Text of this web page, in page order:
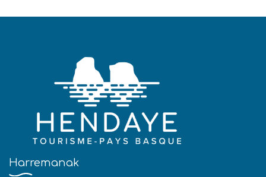
Harremanak